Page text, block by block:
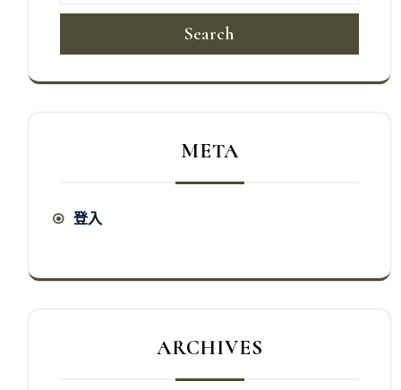
Search
META
登入
ARCHIVES